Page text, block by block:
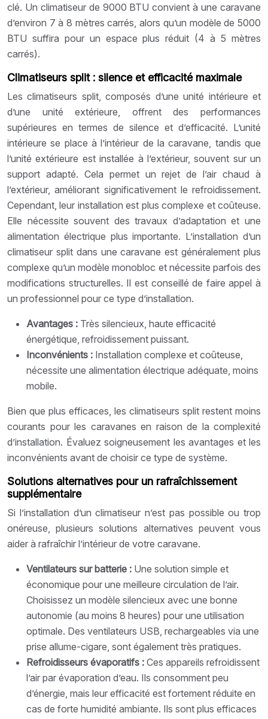
clé. Un climatiseur de 9000 BTU convient à une caravane
d’environ 7 à 8 mètres carrés, alors qu’un modèle de 5000
BTU suffira pour un espace plus réduit (4 à 5 mètres
carrés).
Climatiseurs split : silence et efficacité maximale
Les climatiseurs split, composés d’une unité intérieure et
d’une unité extérieure, offrent des performances
supérieures en termes de silence et d’efficacité. L’unité
intérieure se place à l’intérieur de la caravane, tandis que
l’unité extérieure est installée à l’extérieur, souvent sur un
support adapté. Cela permet un rejet de l’air chaud à
l’extérieur, améliorant significativement le refroidissement.
Cependant, leur installation est plus complexe et coûteuse.
Elle nécessite souvent des travaux d’adaptation et une
alimentation électrique plus importante. L’installation d’un
climatiseur split dans une caravane est généralement plus
complexe qu’un modèle monobloc et nécessite parfois des
modifications structurelles. Il est conseillé de faire appel à
un professionnel pour ce type d’installation.
Avantages : Très silencieux, haute efficacité
énergétique, refroidissement puissant.
Inconvénients : Installation complexe et coûteuse,
nécessite une alimentation électrique adéquate, moins
mobile.
Bien que plus efficaces, les climatiseurs split restent moins
courants pour les caravanes en raison de la complexité
d’installation. Évaluez soigneusement les avantages et les
inconvénients avant de choisir ce type de système.
Solutions alternatives pour un rafraîchissement
supplémentaire
Si l’installation d’un climatiseur n’est pas possible ou trop
onéreuse, plusieurs solutions alternatives peuvent vous
aider à rafraîchir l’intérieur de votre caravane.
Ventilateurs sur batterie : Une solution simple et
économique pour une meilleure circulation de l’air.
Choisissez un modèle silencieux avec une bonne
autonomie (au moins 8 heures) pour une utilisation
optimale. Des ventilateurs USB, rechargeables via une
prise allume-cigare, sont également très pratiques.
Refroidisseurs évaporatifs : Ces appareils refroidissent
l’air par évaporation d’eau. Ils consomment peu
d’énergie, mais leur efficacité est fortement réduite en
cas de forte humidité ambiante. Ils sont plus efficaces